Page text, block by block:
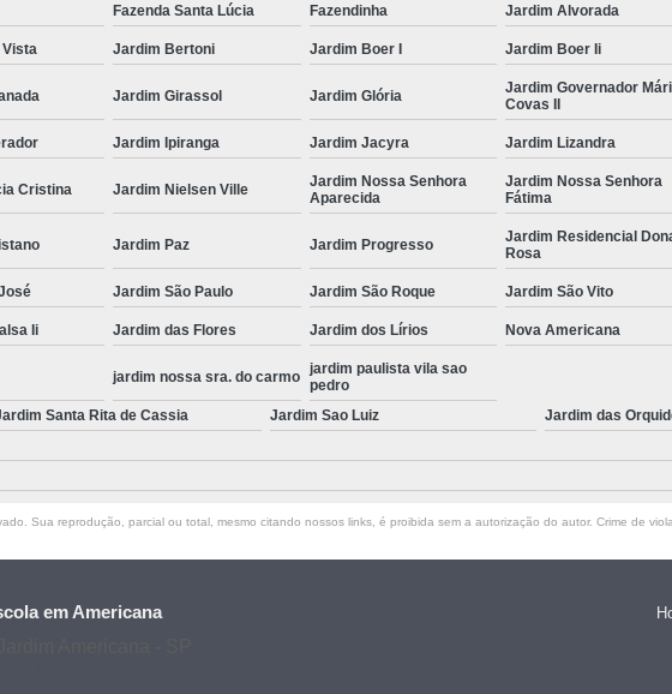
Fazenda Santa Lúcia Fazendinha Jardim Alvorada
Jardim Bertoni Jardim Boer I Jardim Boer Ii
Jardim Girassol Jardim Glória
Jardim Governador
Covas II
Jardim Ipiranga Jardim Jacyra Jardim Lizandra
Cristina Jardim Nielsen Ville
Jardim Nossa Senhora
Aparecida
Jardim Nossa Senhora
Fátima
Jardim Paz Jardim Progresso
Jardim Residencial
Rosa
Jardim São Paulo Jardim São Roque Jardim São Vito
Ii Jardim das Flores Jardim dos Lírios Nova Americana
jardim nossa sra. do carmo
jardim paulista vila sao
pedro
Santa Rita de Cassia Jardim Sao Luiz Jardim das
Sua reprodução, parcial ou total, mesmo citando nossos links, é proibida sem a autorização do autor. Crime de
em Americana